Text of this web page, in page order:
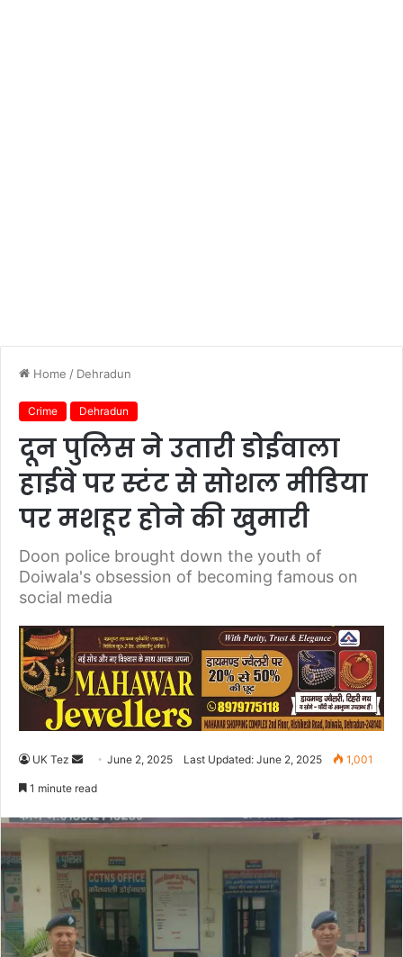
Home / Dehradun
Crime Dehradun
दून पुलिस ने उतारी डोईवाला
हाईवे पर स्टंट से सोशल मीडिया
पर मशहूर होने की खुमारी
Doon police brought down the youth of
Doiwala's obsession of becoming famous on
social media
UK Tez
d
n
e
i
June 2, 2025 Last Updated: June 2, 2025 1,001
1 minute read